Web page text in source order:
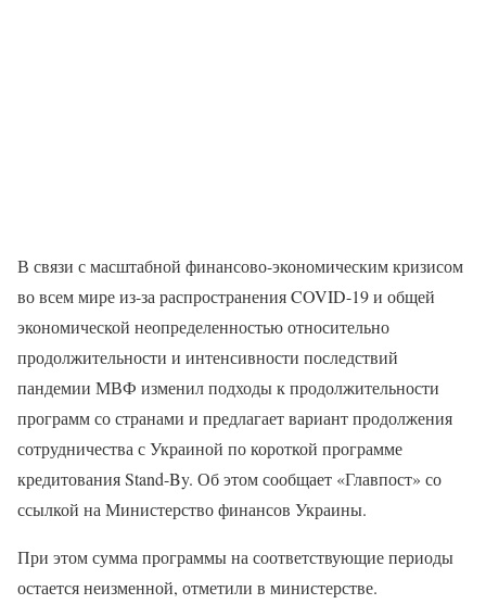
В связи с масштабной финансово-экономическим кризисом
во всем мире из-за распространения COVID-19 и общей
экономической неопределенностью относительно
продолжительности и интенсивности последствий
пандемии МВФ изменил подходы к продолжительности
программ со странами и предлагает вариант продолжения
сотрудничества с Украиной по короткой программе
кредитования Stand-By. Об этом сообщает «Главпост» со
ссылкой на Министерство финансов Украины.
При этом сумма программы на соответствующие периоды
остается неизменной, отметили в министерстве.